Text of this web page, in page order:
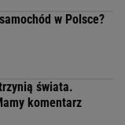
w Polsce?
świata.
komentarz